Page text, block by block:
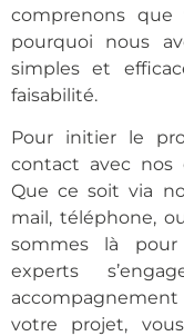
comprenons que
pourquoi nous
simples et
faisabilité.
Pour initier le
contact avec nos
Que ce soit via
mail, téléphone,
sommes là pour
experts
votre projet,